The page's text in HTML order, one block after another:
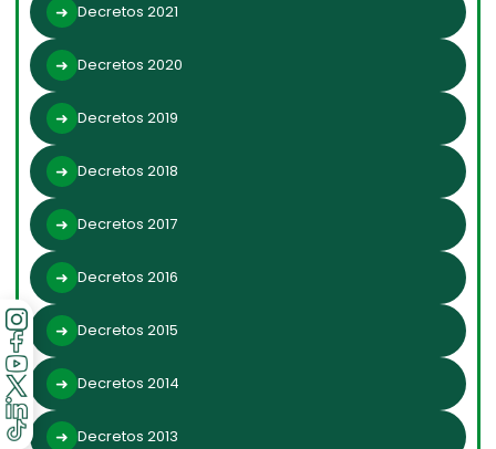
Decretos 2021
Decretos 2020
Decretos 2019
Decretos 2018
Decretos 2017
Decretos 2016
Decretos 2015
Decretos 2014
Decretos 2013